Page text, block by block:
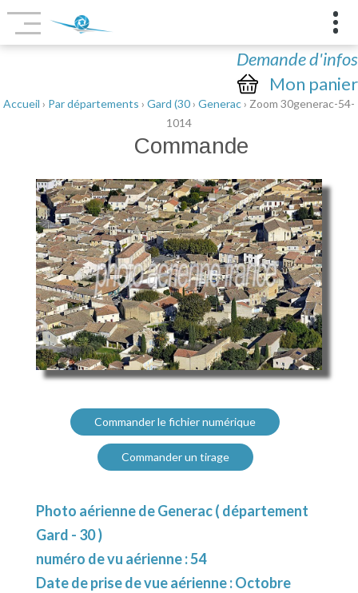
Demande d'infos
Mon panier
Accueil › Par départements › Gard (30› Generac› Zoom 30generac-54-
1014
Commande
Commander le fichier numérique
Commander un tirage
Photo aérienne de Generac ( département
Gard - 30 )
numéro de vu aérienne : 54
Date de prise de vue aérienne : Octobre